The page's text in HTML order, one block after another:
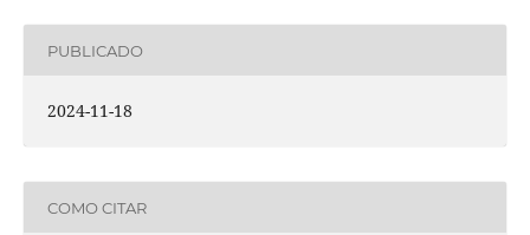
PUBLICADO
2024-11-18
COMO CITAR